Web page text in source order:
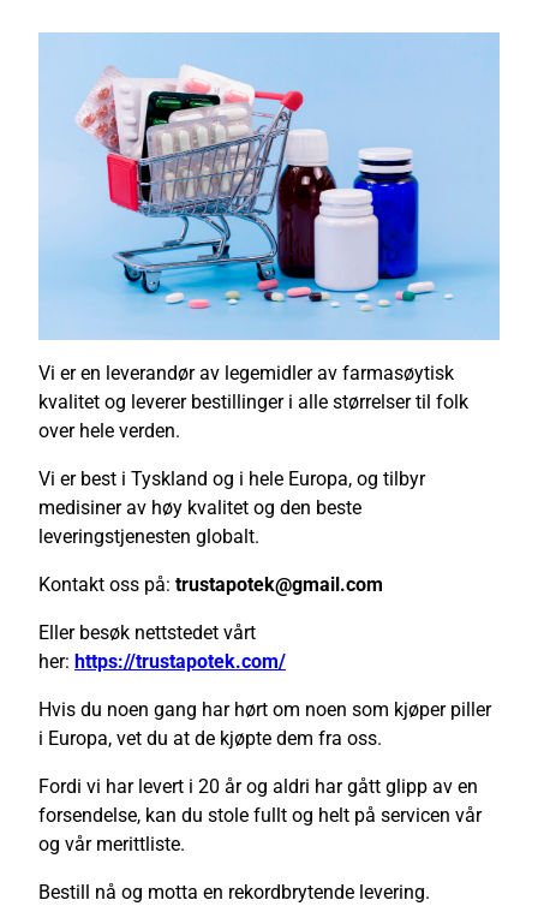
Vi er en leverandør av legemidler av farmasøytisk
kvalitet og leverer bestillinger i alle størrelser til folk
over hele verden.
Vi er best i Tyskland og i hele Europa, og tilbyr
medisiner av høy kvalitet og den beste
leveringstjenesten globalt.
Kontakt oss på: trustapotek@gmail.com
Eller besøk nettstedet vårt
her: https://trustapotek.com/
Hvis du noen gang har hørt om noen som kjøper piller
i Europa, vet du at de kjøpte dem fra oss.
Fordi vi har levert i 20 år og aldri har gått glipp av en
forsendelse, kan du stole fullt og helt på servicen vår
og vår merittliste.
Bestill nå og motta en rekordbrytende levering.